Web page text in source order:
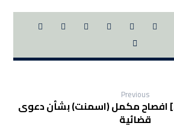
Previous
افصاح مكمل (اسمنت) بشأن دعوى
قضائية